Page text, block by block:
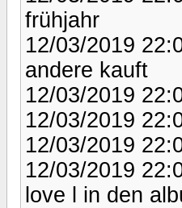
frühjahr
12/03/2019
andere kauft
12/03/2019
12/03/2019
12/03/2019
12/03/2019
love l in den